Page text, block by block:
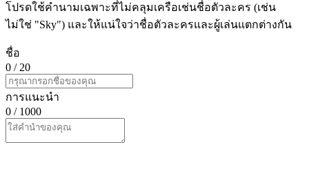
โปรดใช้คำนามเฉพาะที่ไม่คลุมเครือเช่นชื่อตัวละคร (เช่น
ไม่ใช่ "Sky") และให้แน่ใจว่าชื่อตัวละครและผู้เล่นแตกต่างกัน
ชื่อ
0 / 20
การแนะนำ
0 / 1000